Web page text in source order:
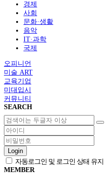
경제
사회
문화·생활
음악
IT·과학
국제
오피니언
미술 ART
교육기업
미대입시
커뮤니티
SEARCH
Login
자동로그인 및 로그인 상태 유지
MEMBER